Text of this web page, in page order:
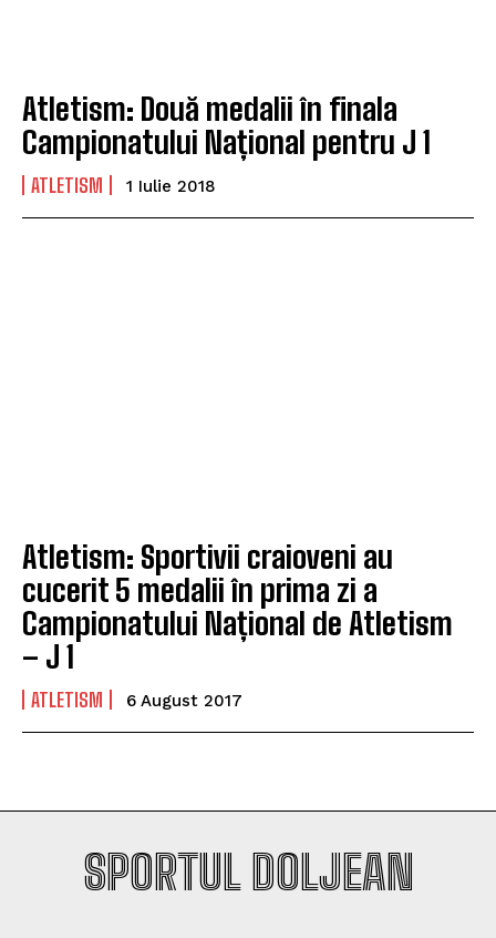
Atletism: Două medalii în finala
Campionatului Național pentru J 1
ATLETISM 1 Iulie 2018
Atletism: Sportivii craioveni au
cucerit 5 medalii în prima zi a
Campionatului Național de Atletism
– J 1
ATLETISM 6 August 2017
SPORTUL DOLJEAN